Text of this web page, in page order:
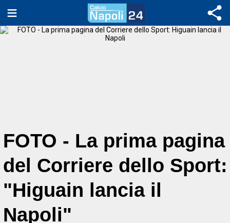
FOTO - La prima pagina
del Corriere dello Sport:
"Higuain lancia il
Napoli"